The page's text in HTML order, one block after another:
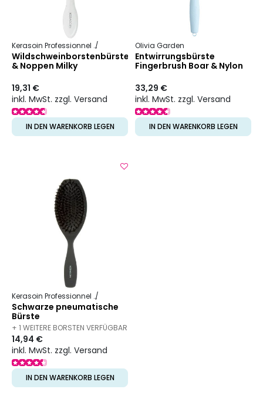
Kerasoin Professionnel Friseurbedarf Entwirrbürste
Wildschweinborstenbürste
& Noppen Milky
19,31 €
inkl. MwSt. zzgl. Versand
IN DEN WARENKORB LEGEN
Olivia Garden
Entwirrungsbürste
Fingerbrush Boar & Nylon
33,29 €
inkl. MwSt. zzgl. Versand
IN DEN WARENKORB LEGEN
Kerasoin Professionnel
Schwarze pneumatische
Bürste
+ 1 WEITERE BORSTEN VERFÜGBAR
14,94 €
inkl. MwSt. zzgl. Versand
IN DEN WARENKORB LEGEN